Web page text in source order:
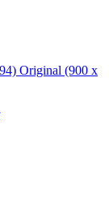
Original (900 x